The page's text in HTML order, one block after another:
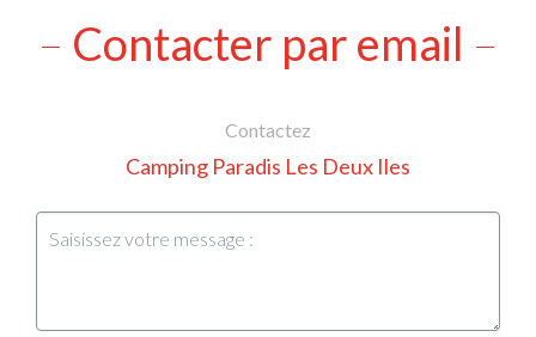
Contacter par email
Contactez
Camping Paradis Les Deux Iles